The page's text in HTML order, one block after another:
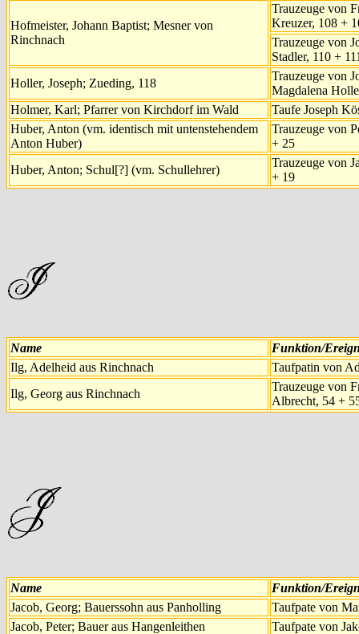
Hofmeister, Johann Baptist; Mesner von
Rinchnach
Trauzeuge von
Kreuzer, 108 +
Trauzeuge von
Stadler, 110 +
Holler, Joseph; Zueding, 118
Trauzeuge von
Magdalena
Holmer, Karl; Pfarrer von Kirchdorf im Wald
Taufe Joseph
Huber, Anton (vm. identisch mit untenstehendem
Anton Huber)
Trauzeuge von
+ 25
Huber, Anton; Schul[?] (vm. Schullehrer)
Trauzeuge von
+ 19
Name
Funktion/
Ilg, Adelheid aus Rinchnach
Taufpatin von
Ilg, Georg aus Rinchnach
Trauzeuge von
Albrecht, 54 +
Name
Funktion/
Jacob, Georg; Bauerssohn aus Panholling
Taufpate von
Jacob, Peter; Bauer aus Hangenleithen
Taufpate von